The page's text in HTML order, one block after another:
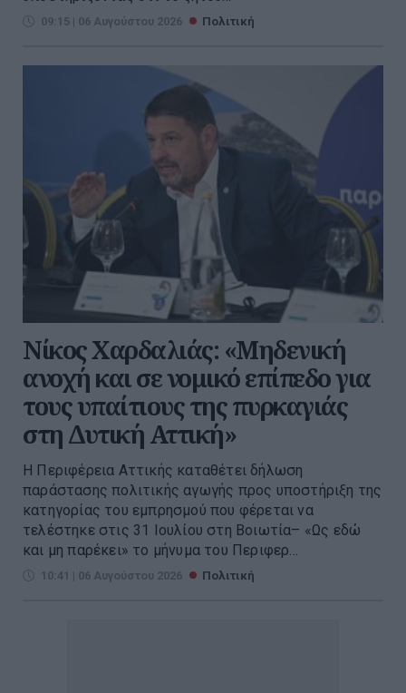
09:15 | 06 Αυγούστου 2026 Πολιτική
Νίκος Χαρδαλιάς: «Μηδενική
ανοχή και σε νομικό επίπεδο για
τους υπαίτιους της πυρκαγιάς
στη Δυτική Αττική»
Η Περιφέρεια Αττικής καταθέτει δήλωση
παράστασης πολιτικής αγωγής προς υποστήριξη της
κατηγορίας του εμπρησμού που φέρεται να
τελέστηκε στις 31 Ιουλίου στη Βοιωτία– «Ως εδώ
και μη παρέκει» το μήνυμα του Περιφερ...
10:41 | 06 Αυγούστου 2026 Πολιτική